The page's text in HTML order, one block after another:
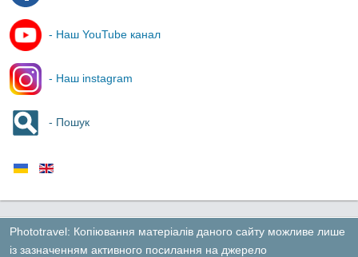
- Наш YouTube канал
- Наш instagram
- Пошук
Phototravel: Копіювання матеріалів даного сайту можливе лише
із зазначенням активного посилання на джерело